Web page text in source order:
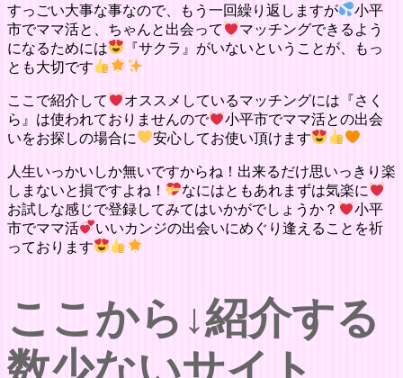
すっごい大事な事なので、もう一回繰り返しますが
小平
市でママ活と、ちゃんと出会って
マッチングできるよう
になるためには
『サクラ』がいないということが、もっ
とも大切です
ここで紹介して
オススメしているマッチングには『さく
ら』は使われておりませんので
小平市でママ活との出会
いをお探しの場合に
安心してお使い頂けます
人生いっかいしか無いですからね！出来るだけ思いっきり楽
しまないと損ですよね！
なにはともあれまずは気楽に
お試しな感じで登録してみてはいかがでしょうか？
小平
市でママ活
いいカンジの出会いにめぐり逢えることを祈
っております
ここから↓紹介する